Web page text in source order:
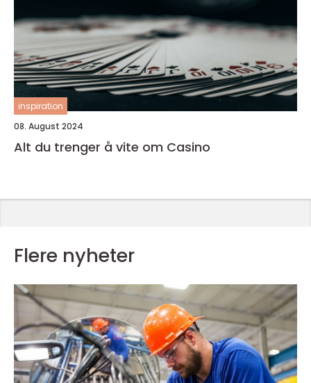
inspiration
08. August 2024
Alt du trenger å vite om Casino
Flere nyheter